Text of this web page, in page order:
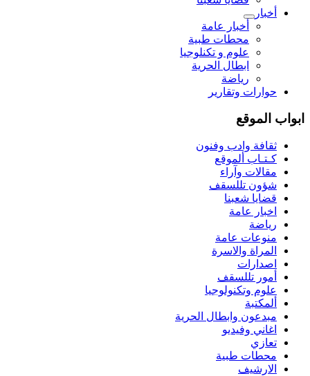
أخبار
أخبار عامة
محطات طبية
علوم و تکنلوجیا
ابطال الحرية
رياضة
حوارات وتقارير
ابواب الموقع
ثقافة وادب وفنون
كـتـاب ألموقع
مقالات وآراء
شؤون تللسقف
قضايا شعبنا
اخبار عامة
رياضة
منوعات عامة
المراة والاسرة
اصدارات
أمور تللسقف
علوم وتكنولوجيا
ألمكتبة
مبدعون وابطال الحرية
اغاني وفيديو
تعازي
محطات طبية
الارشيف